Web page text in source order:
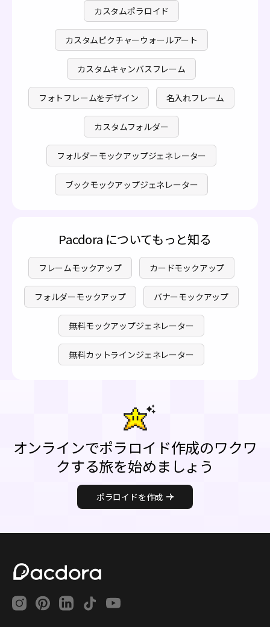
カスタムポラロイド
カスタムピクチャーウォールアート
カスタムキャンバスフレーム
フォトフレームをデザイン 名入れフレーム
カスタムフォルダー
フォルダーモックアップジェネレーター
ブックモックアップジェネレーター
Pacdora についてもっと知る
フレームモックアップ カードモックアップ
フォルダーモックアップ バナーモックアップ
無料モックアップジェネレーター
無料カットラインジェネレーター
オンラインでポラロイド作成のワクワ
クする旅を始めましょう
ポラロイドを作成